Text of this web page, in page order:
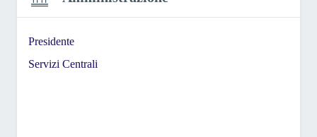
Presidente
Servizi Centrali